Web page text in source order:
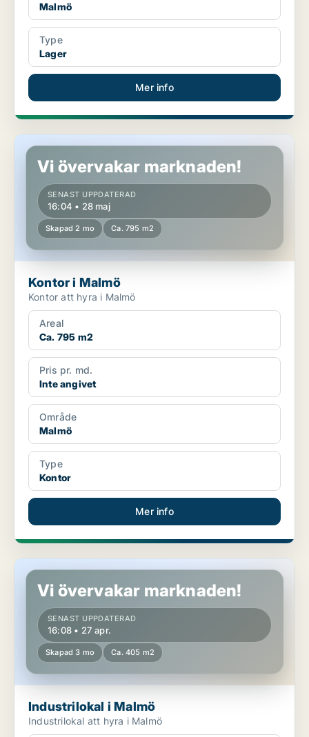
Malmö
Type
Lager
Mer info
Kontor i Malmö
Vi övervakar marknaden!
SENAST UPPDATERAD
16:04 • 28 maj
Skapad 2 mo Ca. 795 m2
Kontor i Malmö
Kontor att hyra i Malmö
Areal
Ca. 795 m2
Pris pr. md.
Inte angivet
Område
Malmö
Type
Kontor
Mer info
Industrilokal i Malmö
Vi övervakar marknaden!
SENAST UPPDATERAD
16:08 • 27 apr.
Skapad 3 mo Ca. 405 m2
Industrilokal i Malmö
Industrilokal att hyra i Malmö